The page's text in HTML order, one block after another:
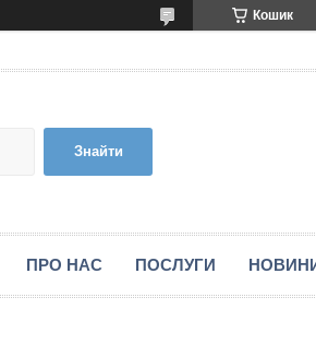
Кошик
Знайти
ПРО НАС ПОСЛУГИ